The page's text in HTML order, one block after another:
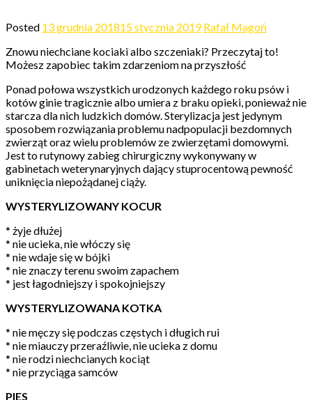
Posted 13 grudnia 201815 stycznia 2019 Rafał Magoń
Znowu niechciane kociaki albo szczeniaki? Przeczytaj to!
Możesz zapobiec takim zdarzeniom na przyszłość
Ponad połowa wszystkich urodzonych każdego roku psów i
kotów ginie tragicznie albo umiera z braku opieki, ponieważ nie
starcza dla nich ludzkich domów. Sterylizacja jest jedynym
sposobem rozwiązania problemu nadpopulacji bezdomnych
zwierząt oraz wielu problemów ze zwierzętami domowymi.
Jest to rutynowy zabieg chirurgiczny wykonywany w
gabinetach weterynaryjnych dający stuprocentową pewność
uniknięcia niepożądanej ciąży.
WYSTERYLIZOWANY KOCUR
* żyje dłużej
* nie ucieka, nie włóczy się
* nie wdaje się w bójki
* nie znaczy terenu swoim zapachem
* jest łagodniejszy i spokojniejszy
WYSTERYLIZOWANA KOTKA
* nie męczy się podczas częstych i długich rui
* nie miauczy przeraźliwie, nie ucieka z domu
* nie rodzi niechcianych kociąt
* nie przyciąga samców
PIES